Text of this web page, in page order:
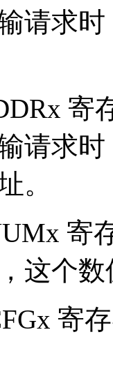
请求
寄
请求
。
寄
这个
寄